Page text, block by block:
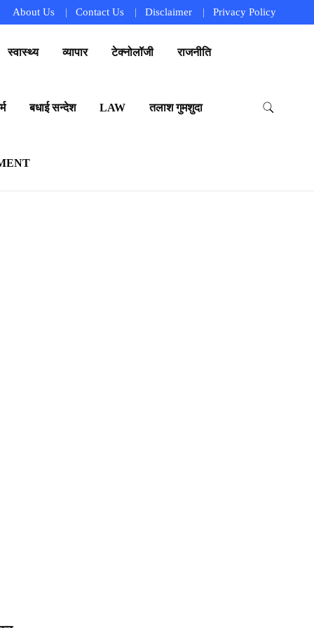
About Us Contact Us Disclaimer Privacy Policy
स्वास्थ्य व्यापार टेक्नोलॉजी राजनीति
बधाई सन्देश LAW तलाश गुमशुदा